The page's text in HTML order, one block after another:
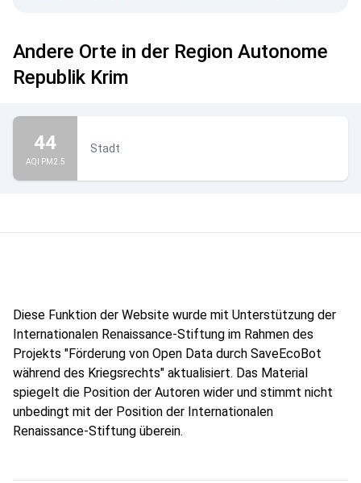
Andere Orte in der Region Autonome
Republik Krim
44
AQI PM2.5
Stadt
Diese Funktion der Website wurde mit Unterstützung der
Internationalen Renaissance-Stiftung im Rahmen des
Projekts "Förderung von Open Data durch SaveEcoBot
während des Kriegsrechts" aktualisiert. Das Material
spiegelt die Position der Autoren wider und stimmt nicht
unbedingt mit der Position der Internationalen
Renaissance-Stiftung überein.